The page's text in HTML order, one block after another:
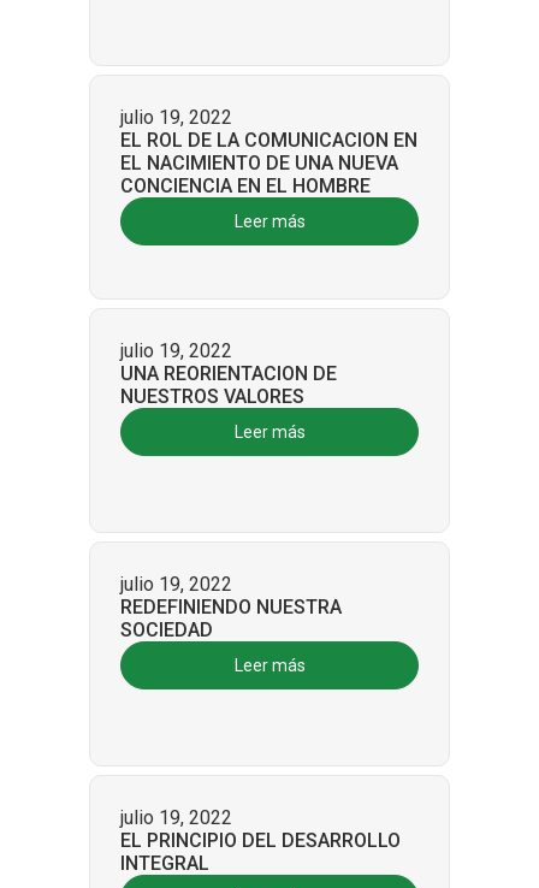
julio 19, 2022
EL ROL DE LA COMUNICACION EN
EL NACIMIENTO DE UNA NUEVA
CONCIENCIA EN EL HOMBRE
Leer más
julio 19, 2022
UNA REORIENTACION DE
NUESTROS VALORES
Leer más
julio 19, 2022
REDEFINIENDO NUESTRA
SOCIEDAD
Leer más
julio 19, 2022
EL PRINCIPIO DEL DESARROLLO
INTEGRAL